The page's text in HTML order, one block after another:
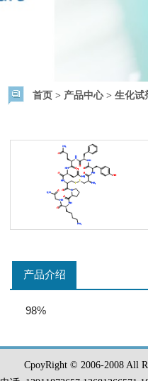
首页 > 产品中心> 生化试
产品介绍
98%
CpoyRight © 2006-2008 All